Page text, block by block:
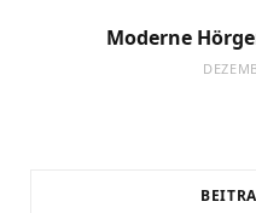
Moderne
Flexibilität und